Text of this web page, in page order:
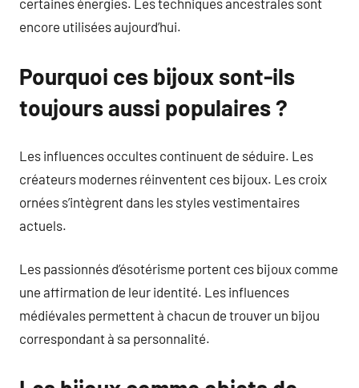
certaines énergies. Les techniques ancestrales sont
encore utilisées aujourd’hui.
Pourquoi ces bijoux sont-ils
toujours aussi populaires ?
Les influences occultes continuent de séduire. Les
créateurs modernes réinventent ces bijoux. Les croix
ornées s’intègrent dans les styles vestimentaires
actuels.
Les passionnés d’ésotérisme portent ces bijoux comme
une affirmation de leur identité. Les influences
médiévales permettent à chacun de trouver un bijou
correspondant à sa personnalité.